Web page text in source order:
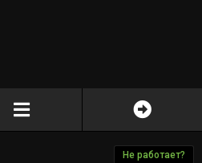
Не работает?